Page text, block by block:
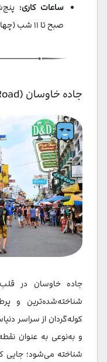
ساعات کاری:
صبح تا ۱۱ شب (چهارشنبه‌ها تعطیل است)
جاده خاوسان (Khao San Road)
جاده خاوسان در
شناخته‌شده‌ترین و
و به‌نوعی به عنوان
شناخته می‌شود؛ جایی